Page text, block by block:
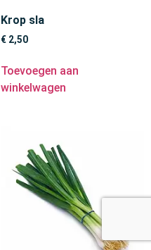
Krop sla
€ 2,50
Toevoegen aan
winkelwagen